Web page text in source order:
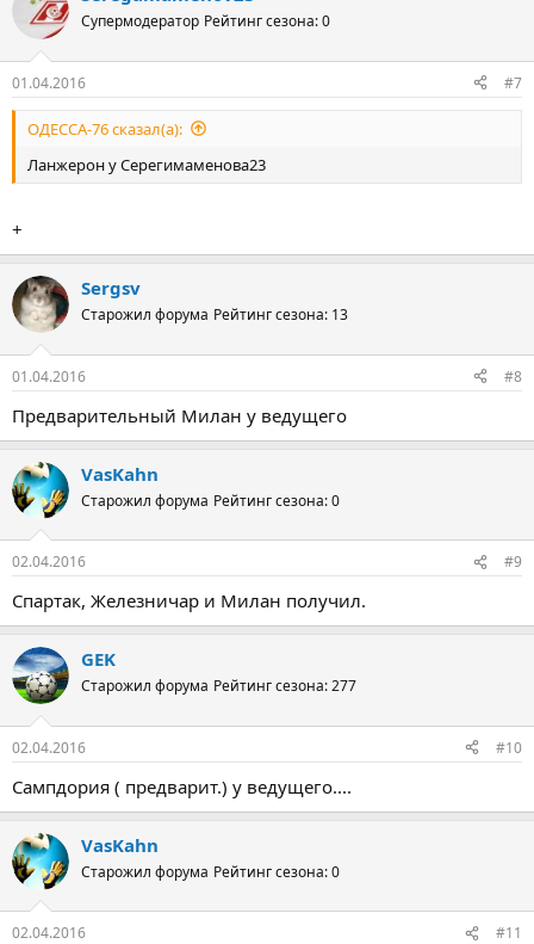
Супермодератор Рейтинг сезона: 0
01.04.2016 #7
ОДЕССА-76 сказал(а):
Ланжерон у Серегимаменова23
+
Sergsv
Старожил форума Рейтинг сезона: 13
01.04.2016 #8
Предварительный Милан у ведущего
VasKahn
Старожил форума Рейтинг сезона: 0
02.04.2016 #9
Спартак, Железничар и Милан получил.
GEK
Старожил форума Рейтинг сезона: 277
02.04.2016 #10
Сампдория ( предварит.) у ведущего....
VasKahn
Старожил форума Рейтинг сезона: 0
02.04.2016 #11